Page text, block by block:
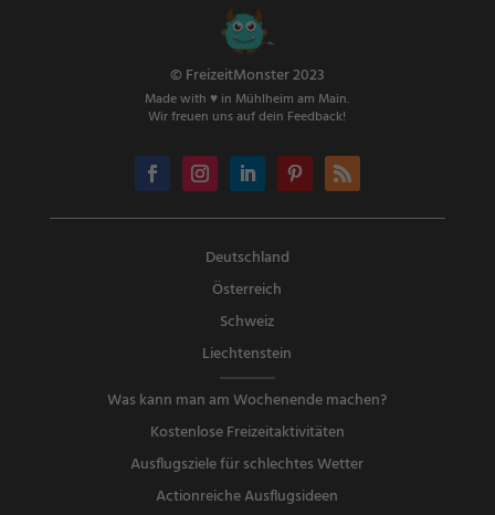
© FreizeitMonster 2023
Made with ♥ in Mühlheim am Main.
Wir freuen uns auf dein Feedback!
Deutschland
Österreich
Schweiz
Liechtenstein
Was kann man am Wochenende machen?
Kostenlose Freizeitaktivitäten
Ausflugsziele für schlechtes Wetter
Actionreiche Ausflugsideen